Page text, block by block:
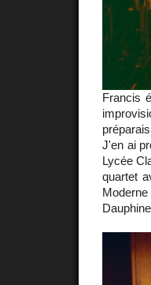
Francis
J'en ai
Lycée
quartet